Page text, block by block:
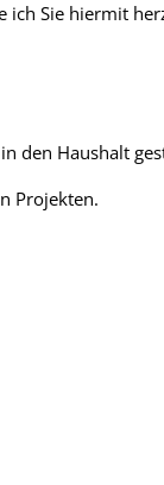
ich Sie hiermit
den Haushalt
Projekten.